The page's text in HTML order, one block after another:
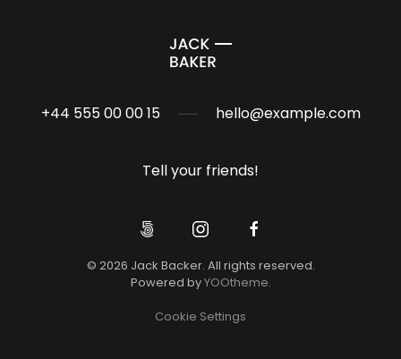
+44 555 00 00 15 hello@example.com
Tell your friends!
© 2026 Jack Backer. All rights reserved.
Powered byYOOtheme.
Cookie Settings